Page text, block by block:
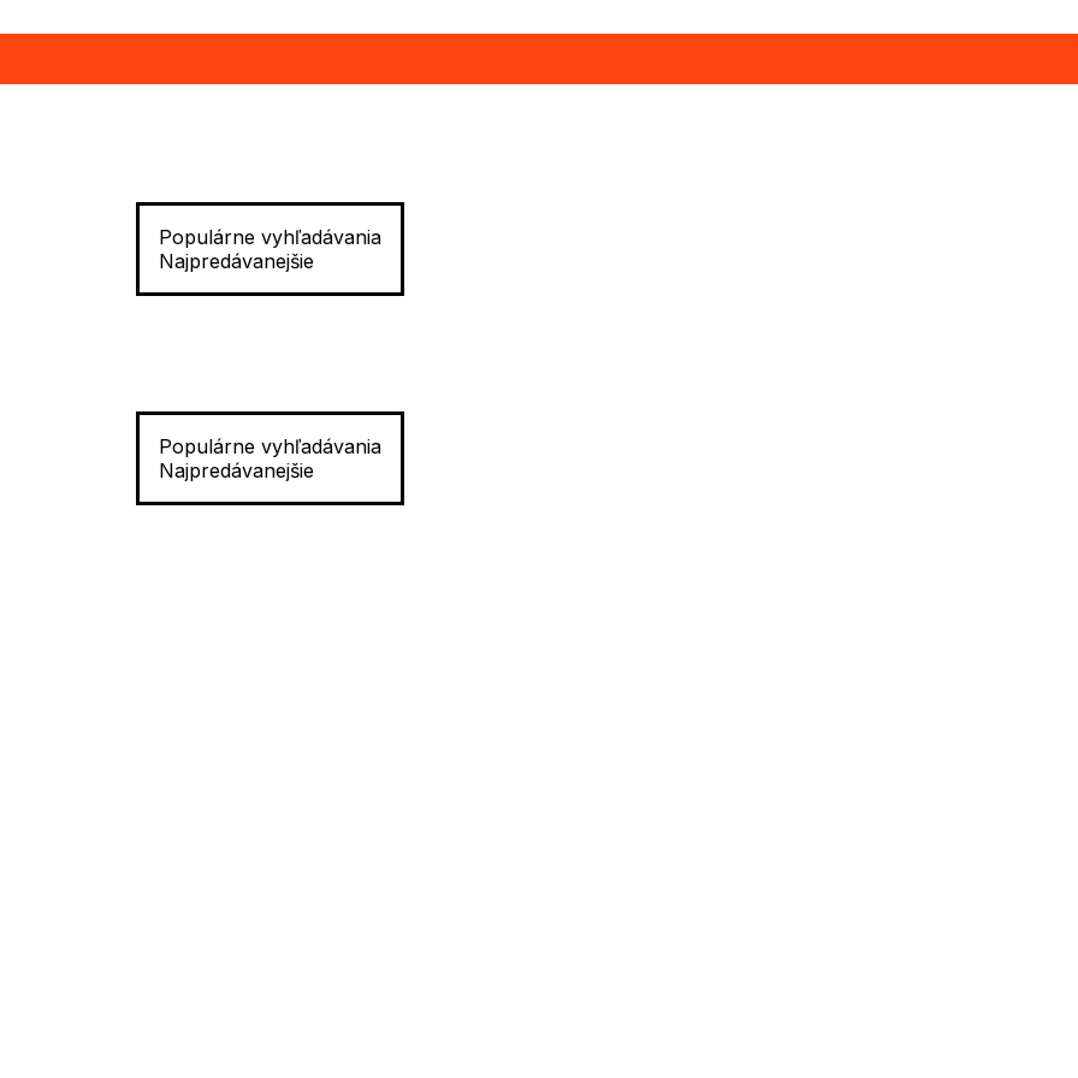
Populárne vyhľadávania
Najpredávanejšie
Populárne vyhľadávania
Najpredávanejšie